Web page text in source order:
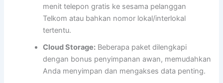
menit telepon gratis ke sesama pelanggan
Telkom atau bahkan nomor lokal/interlokal
tertentu.
Cloud Storage: Beberapa paket dilengkapi
dengan bonus penyimpanan awan, memudahkan
Anda menyimpan dan mengakses data penting.